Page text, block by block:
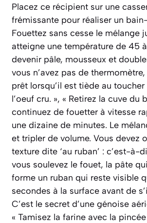
Placez ce récipient sur une
frémissante pour réaliser un
Fouettez sans cesse le mélange
atteigne une température de 45
devenir pâle, mousseux et
vous n’avez pas de
prêt lorsqu’il est tiède au
l’oeuf cru. », « Retirez la cuve du
continuez de fouetter à vitesse
une dizaine de minutes. Le
et tripler de volume. Vous devez
texture dite ‘au ruban’ : c’est-à-
vous soulevez le fouet, la pâte
forme un ruban qui reste visible
secondes à la surface avant de
C’est le secret d’une génoise
« Tamisez la farine avec la